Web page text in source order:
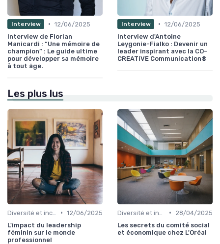
Interview • 12/06/2025
Interview de Florian
Manicardi : “Une mémoire de
champion” : Le guide ultime
pour développer sa mémoire
à tout âge.
Interview • 12/06/2025
Interview d'Antoine
Leygonie-Fialko : Devenir un
leader inspirant avec la CO-
CREATiVE Communication®
Les plus lus
• 12/06/2025
L'impact du leadership
féminin sur le monde
professionnel
•
28/04/2025
Les secrets du comité social
et économique chez L'Oréal